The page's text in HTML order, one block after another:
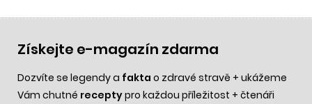
Získejte e-magazín zdarma
Dozvíte se legendy a fakta o zdravé stravě + ukážeme
Vám chutné receptypro každou příležitost + čtenáři